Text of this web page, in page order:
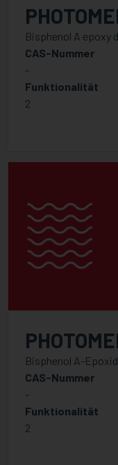
Bisphenol A epoxy
CAS-Nummer
-
Funktionalität
2
Bisphenol A-
CAS-Nummer
-
Funktionalität
2